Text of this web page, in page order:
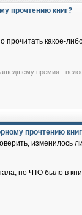
прочтению книг?
прочитать какое-
премия -
прочтению
изменилось
но ЧТО было в